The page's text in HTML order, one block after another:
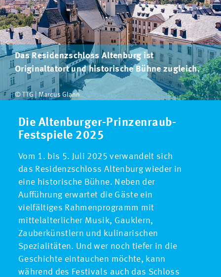
Das Residenzschloss Altenburg ist
Originaltatort und historische Bühne zugleich.
© TTG | Marcus Glahn
Die Altenburger-Prinzenraub-
Festspiele 2025
Vom 1. bis 5. Juli 2025 verwandelt sich
das Residenzschloss Altenburg wieder in
eine historische Bühne. Neben der
Aufführung erwartet die Gäste ein
vielfältiges Rahmenprogramm mit
mittelalterlicher Musik, Gauklern,
Zauberkünstlern und kulinarischen
Spezialitäten. Und wer noch tiefer in die
Geschichte eintauchen möchte, kann
während des Festivals auch das Schloss